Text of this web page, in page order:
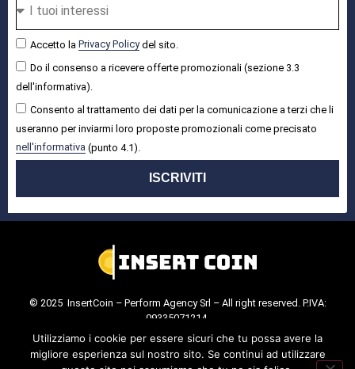
Accetto la Privacy Policydel sito.
Do il consenso a ricevere offerte promozionali (sezione 3.3
dell'informativa).
Consento al trattamento dei dati per la comunicazione a terzi che li
useranno per inviarmi loro proposte promozionali come precisato
nell'informativa (punto 4.1).
ISCRIVITI
© 2025 InsertCoin – Perform Agency Srl – All right reserved. P.IVA:
09335071214.
Cookie Policy . Privacy Policy.
Utilizziamo i cookie per essere sicuri che tu possa avere la
migliore esperienza sul nostro sito. Se continui ad utilizzare